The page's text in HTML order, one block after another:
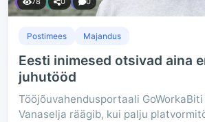
Postimees Majandus
Eesti inimesed otsivad aina
juhutööd
Tööjõuvahendusportaali
Vanaselja räägib, kui palju